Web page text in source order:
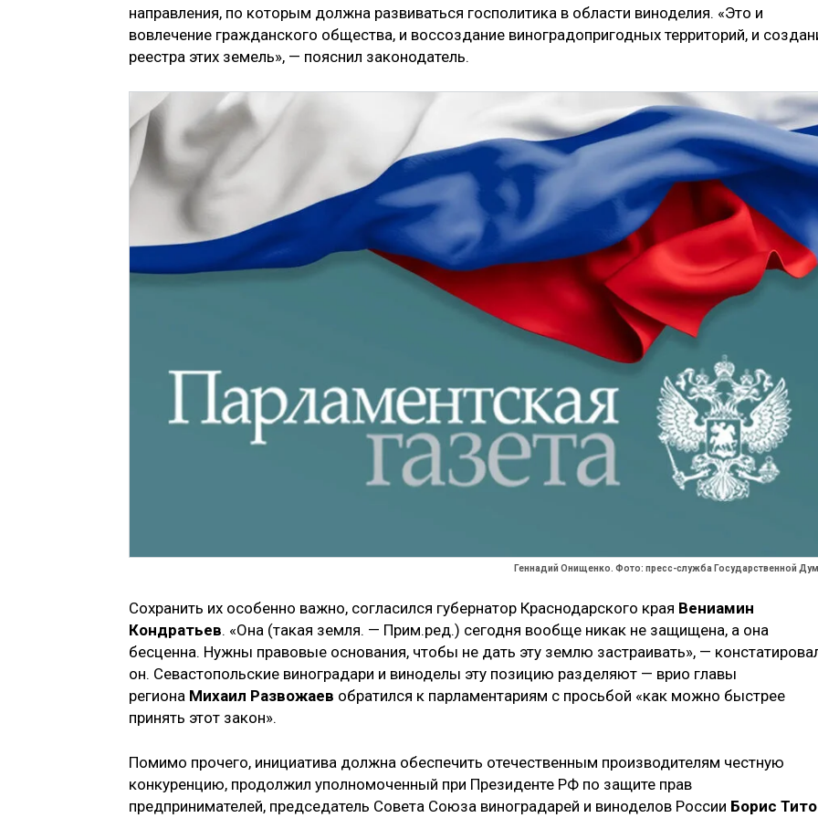
направления, по которым должна развиваться госполитика в области виноделия. «Это и
вовлечение гражданского общества, и воссоздание виноградопригодных территорий, и
реестра этих земель», — пояснил законодатель.
Геннадий Онищенко. Фото: пресс-служба Государственной
Сохранить их особенно важно, согласился губернатор Краснодарского края Вениамин
Кондратьев. «Она (такая земля. — Прим.ред.) сегодня вообще никак не защищена, а она
бесценна. Нужны правовые основания, чтобы не дать эту землю застраивать», —
он. Севастопольские виноградари и виноделы эту позицию разделяют — врио главы
региона Михаил Развожаев обратился к парламентариям с просьбой «как можно быстрее
принять этот закон».
Помимо прочего, инициатива должна обеспечить отечественным производителям честную
конкуренцию, продолжил уполномоченный при Президенте РФ по защите прав
предпринимателей, председатель Совета Союза виноградарей и виноделов России Борис